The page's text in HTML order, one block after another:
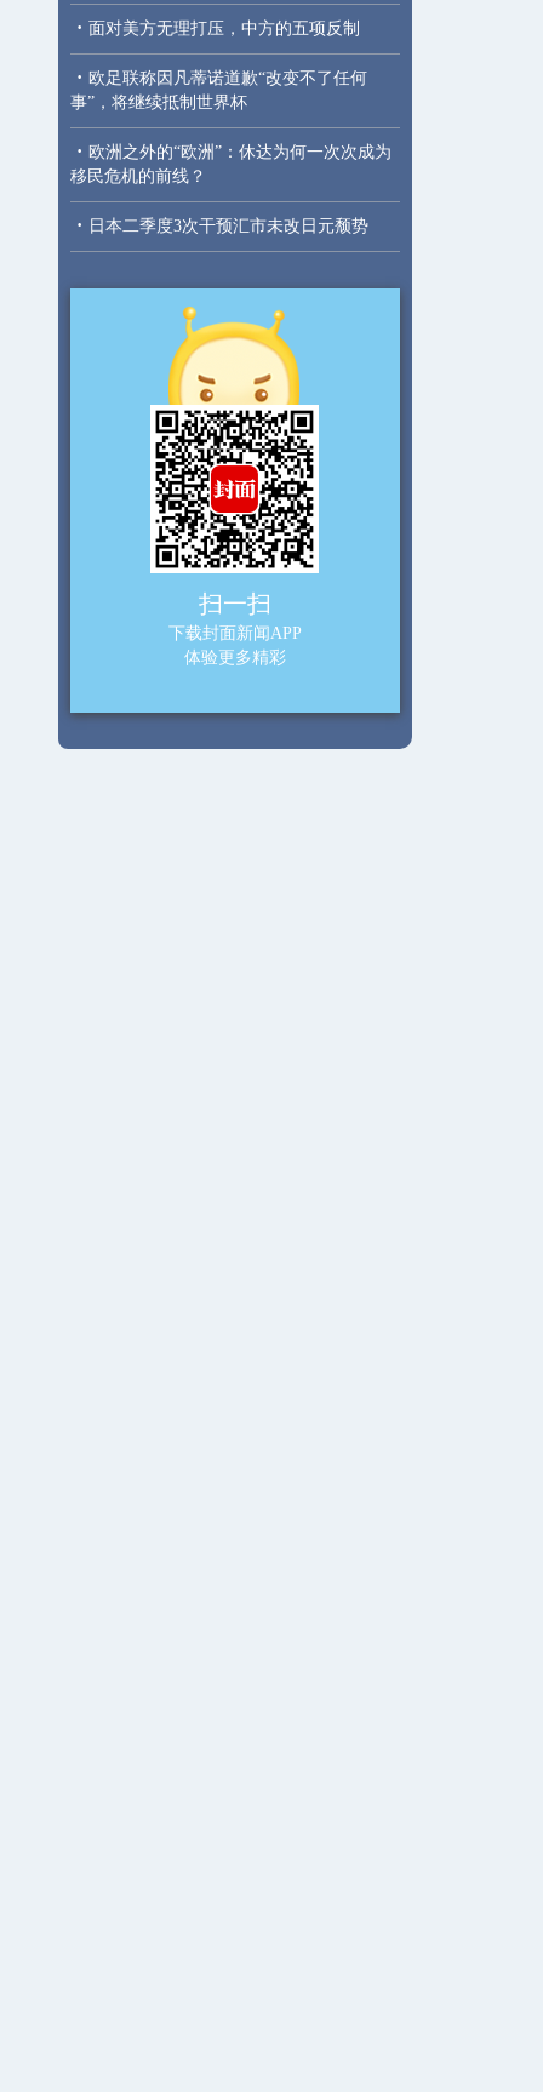
· 面对美方无理打压，中方的五项反制
· 欧足联称因凡蒂诺道歉“改变不了任何
事”，将继续抵制世界杯
· 欧洲之外的“欧洲”：休达为何一次次成为
移民危机的前线？
· 日本二季度3次干预汇市未改日元颓势
扫一扫
下载封面新闻APP
体验更多精彩